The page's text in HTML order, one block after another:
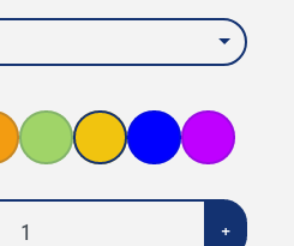
Orange Vert Jaune Bleue Purple
+